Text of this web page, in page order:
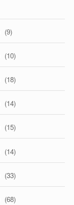
(9)
(10)
(18)
(14)
(15)
(14)
(33)
(68)